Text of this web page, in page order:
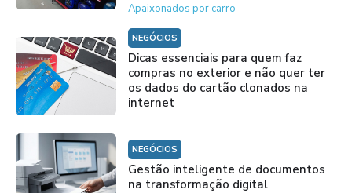
Apaixonados por carro
NEGÓCIOS
Dicas essenciais para quem faz
compras no exterior e não quer ter
os dados do cartão clonados na
internet
NEGÓCIOS
Gestão inteligente de documentos
na transformação digital